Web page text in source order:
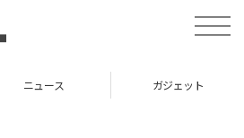
toggle
ニュース ガジェット